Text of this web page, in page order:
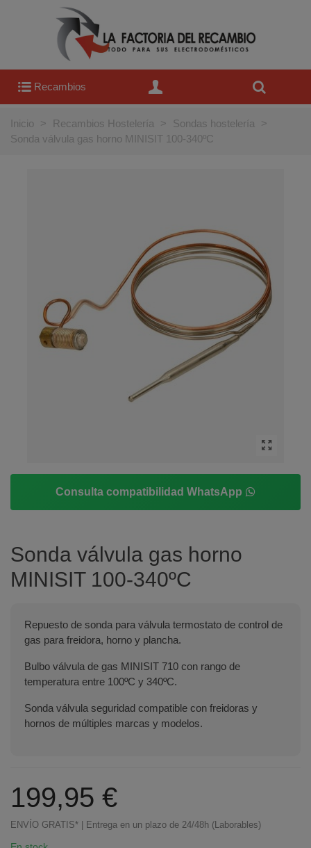
Recambios
Inicio > Recambios Hostelería > Sondas hostelería
>
Sonda válvula gas horno MINISIT 100-340ºC
Consulta compatibilidad WhatsApp
Sonda válvula gas horno
MINISIT 100-340ºC
Repuesto de sonda para válvula termostato de control de
gas para freidora, horno y plancha.
Bulbo válvula de gas MINISIT 710 con rango de
temperatura entre 100ºC y 340ºC.
Sonda válvula seguridad compatible con freidoras y
hornos de múltiples marcas y modelos.
199,95 €
ENVÍO GRATIS* | Entrega en un plazo de 24/48h (Laborables)